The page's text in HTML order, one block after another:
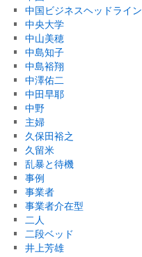
中国ビジネスヘッドライン
中央大学
中山美穂
中島知子
中島裕翔
中澤佑二
中田早耶
中野
主婦
久保田裕之
久留米
乱暴と待機
事例
事業者
事業者介在型
二人
二段ベッド
井上芳雄